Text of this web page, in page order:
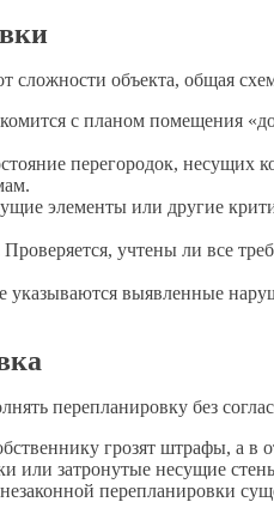
сложности объекта, общая
с планом помещения
перегородок,
элементы или другие
Проверяется, учтены ли все
указываются выявленные
перепланировку без
грозят штрафы, а в
или затронутые несущие
перепланировки